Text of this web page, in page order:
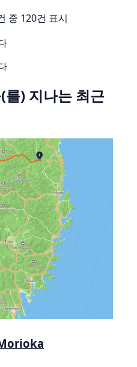
중 120건 표시
) 지나는 최근